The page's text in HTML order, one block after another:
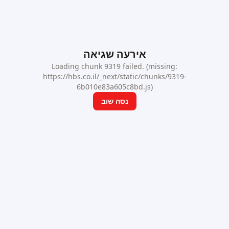
אירעה שגיאה
Loading chunk 9319 failed. (missing:
https://hbs.co.il/_next/static/chunks/9319-
6b010e83a605c8bd.js)